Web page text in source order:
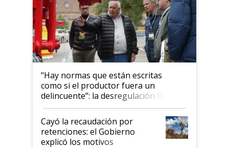
"Hay normas que están escritas
como si el productor fuera un
delincuente”: la desregulación llegó
al Congreso Aapresid y hasta se
habló del financiamiento al IPCVA
Cayó la recaudación por
retenciones: el Gobierno
explicó los motivos